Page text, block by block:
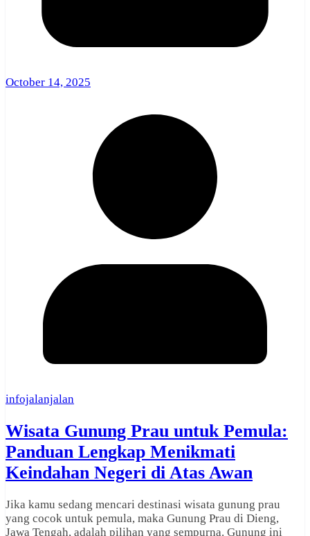
October 14, 2025
infojalanjalan
Wisata Gunung Prau untuk Pemula:
Panduan Lengkap Menikmati
Keindahan Negeri di Atas Awan
Jika kamu sedang mencari destinasi wisata gunung prau
yang cocok untuk pemula, maka Gunung Prau di Dieng,
Jawa Tengah, adalah pilihan yang sempurna. Gunung ini